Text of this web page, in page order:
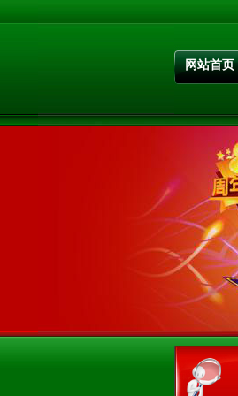
网站首页